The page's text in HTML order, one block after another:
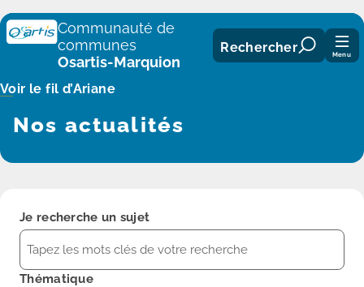
Panneau de gestion des cookies
Communauté de
communes
Osartis-Marquion
Rechercher Menu
Voir le fil d’Ariane
Nos actualités
Je recherche un sujet
Thématique